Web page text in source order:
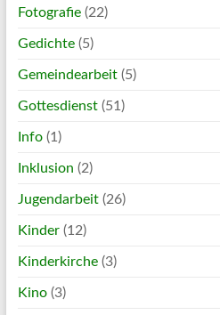
Fotografie(22)
Gedichte(5)
Gemeindearbeit(5)
Gottesdienst(51)
Info(1)
Inklusion (2)
Jugendarbeit(26)
Kinder(12)
Kinderkirche(3)
Kino(3)